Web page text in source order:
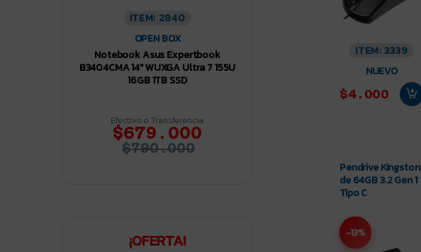
ITEM: 3339
NUEVO
$4.000
Pendrive Kingston
de 64GB 3.2 Gen 1
Tipo C
-13%
ITEM: 2840
OPEN BOX
Notebook Asus Expertbook
B3404CMA 14″ WUXGA Ultra 7 155U
16GB 1TB SSD
Efectivo o Transferencia:
$679.000
$790.000
¡OFERTA!